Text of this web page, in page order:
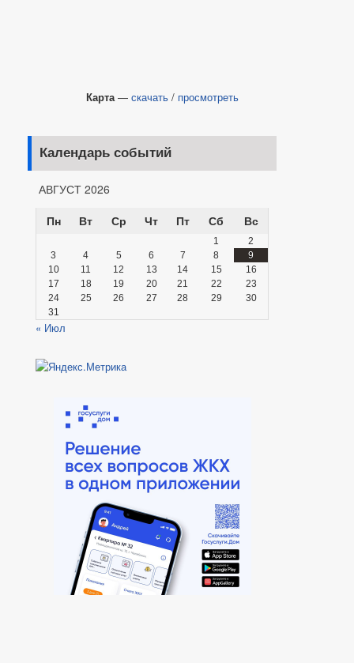
Карта— скачать / просмотреть
Календарь событий
АВГУСТ 2026
Пн
Вт Ср Чт Пт Сб Вс
1
2
3
4 5 6 7 8
9
10
11 12 13 14 15
16
17
18 19 20 21 22
23
24
25 26 27 28 29
30
31
« Июл